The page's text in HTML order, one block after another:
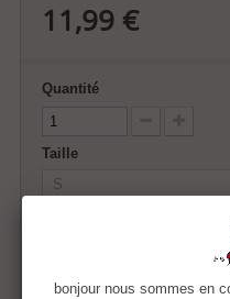
11,99 €
Quantité
Taille
bonjour nous sommes en